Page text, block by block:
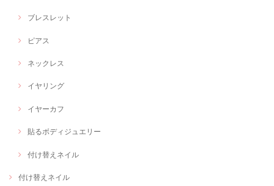
ブレスレット
ピアス
ネックレス
イヤリング
イヤーカフ
貼るボディジュエリー
付け替えネイル
付け替えネイル